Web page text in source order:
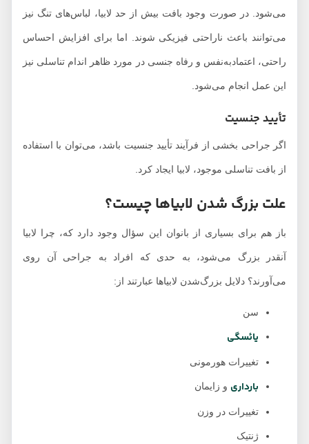
می‌شود. در صورت وجود بافت بیش از حد لابیا، لباس‌های تنگ نیز
می‌توانند باعث ناراحتی فیزیکی شوند. اما برای افزایش احساس
راحتی، اعتمادبه‌نفس و رفاه جنسی در مورد ظاهر اندام تناسلی نیز
این عمل انجام می‌شود.
تأیید جنسیت
اگر جراحی بخشی از فرآیند تأیید جنسیت باشد، می‌توان با استفاده
از بافت تناسلی موجود، لابیا ایجاد کرد.
علت بزرگ شدن لابیاها چیست؟
باز هم برای بسیاری از بانوان این سؤال وجود دارد که، چرا لابیا
آنقدر بزرگ می‌شود، به حدی که افراد به جراحی آن روی
می‌آورند؟ دلایل بزرگ‌شدن لابیا‌ها عبارتند از:
سن
یائسگی
تغییرات هورمونی
بارداریو زایمان
تغییرات در وزن
ژنتیک